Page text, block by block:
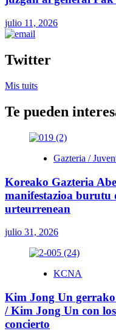
julio 11, 2026
Twitter
Mis tuits
Te pueden
Gazteria /
Koreako Gazteria
manifestazioa burutu
urteurrenean
julio 31, 2026
KCNA
Kim Jong Un
/ Kim Jong Un con
concierto